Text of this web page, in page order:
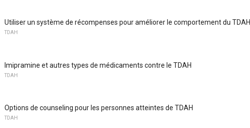
Utiliser un système de récompenses pour améliorer le comportement du TDAH
TDAH
Imipramine et autres types de médicaments contre le TDAH
TDAH
Options de counseling pour les personnes atteintes de TDAH
TDAH